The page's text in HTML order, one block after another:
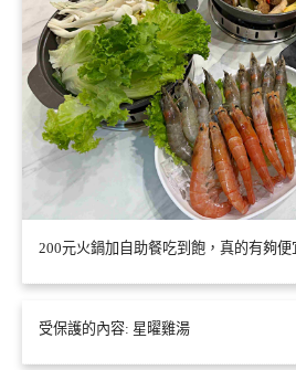
200元火鍋加自助餐吃到飽，真的有夠便
受保護的內容: 星曜雞湯